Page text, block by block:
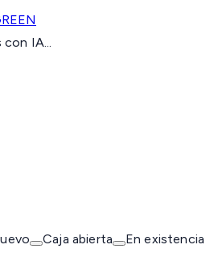
IA...
Caja abierta En existencia